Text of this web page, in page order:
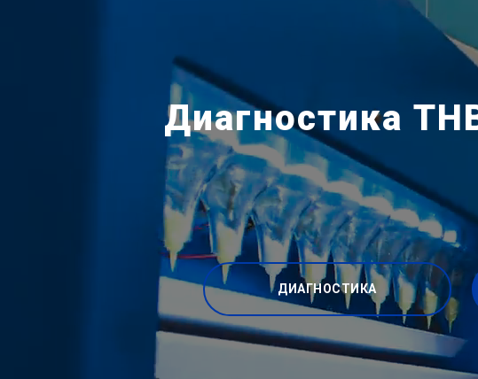
Диагностика
ДИАГНОСТИКА